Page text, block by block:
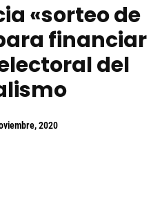
«sorteo de
financiar
del
2020